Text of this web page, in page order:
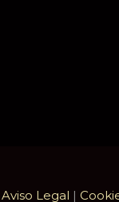
Aviso Legal |